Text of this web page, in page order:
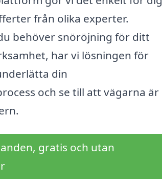
från olika experter.
behöver snöröjning för ditt
har vi lösningen för
din
och se till att vägarna är
gratis och utan